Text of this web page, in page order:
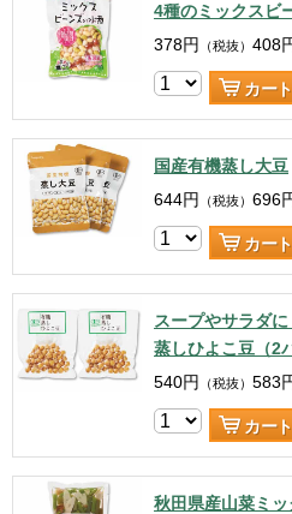
4種のミックスビ
378円 （税抜） 408
カー
国産有機蒸し大豆
644円 （税抜） 696
カー
スープやサラダ
蒸しひよこ豆（2
540円 （税抜） 583
カー
秋田県産山菜ミ